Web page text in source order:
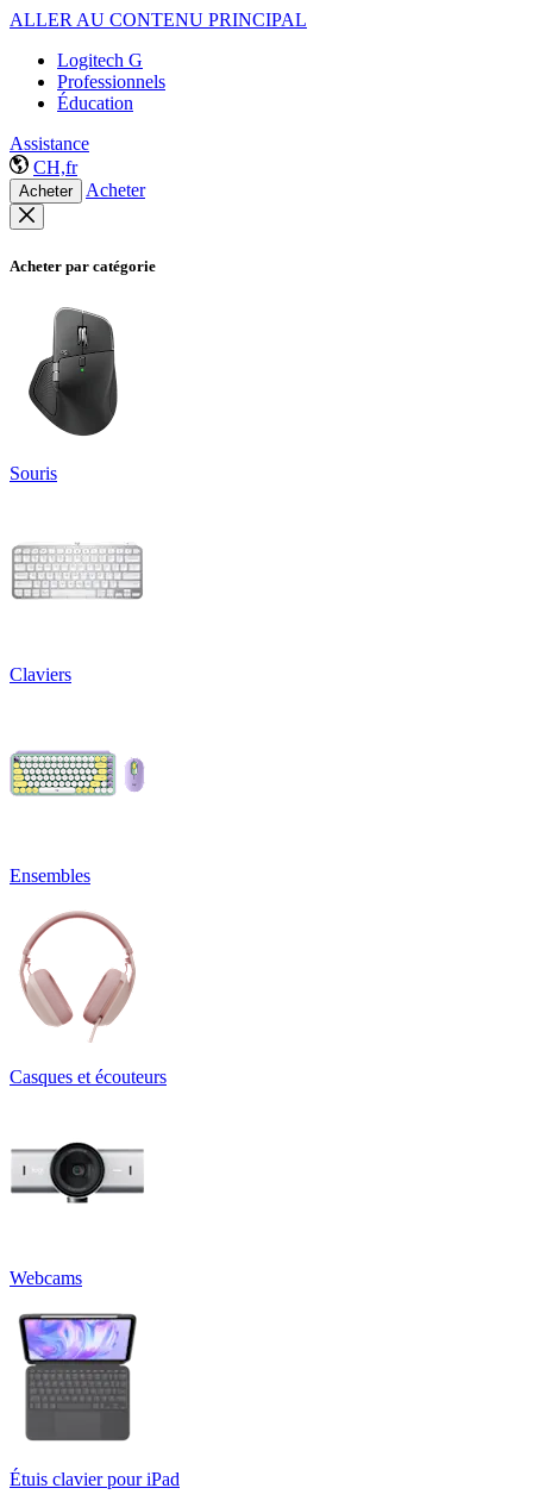
ALLER AU CONTENU PRINCIPAL
Logitech G
Professionnels
Éducation
Assistance
CH,fr
Acheter Acheter
Acheter par catégorie
Souris
Claviers
Ensembles
Casques et écouteurs
Webcams
Étuis clavier pour iPad